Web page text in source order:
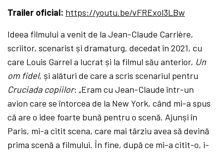
Trailer oficial: https://youtu.be/vFRExol3LBw
Ideea filmului a venit de laJean-Claude Carrière,
scriitor, scenarist și dramaturg, decedat în 2021, cu
care Louis Garrel a lucrat și la filmul său anterior, Un
om fidel, și alături de care a scris scenariul pentru
Cruciada copiilor: „Eram cu Jean-Claude într-un
avion care se întorcea de la New York, când mi-a spus
că are o idee foarte bună pentru o scenă. Ajunși în
Paris, mi-a citit scena, care mai târziu avea să devină
prima scenă a filmului. În fine, după ce mi-a citit-o, i-